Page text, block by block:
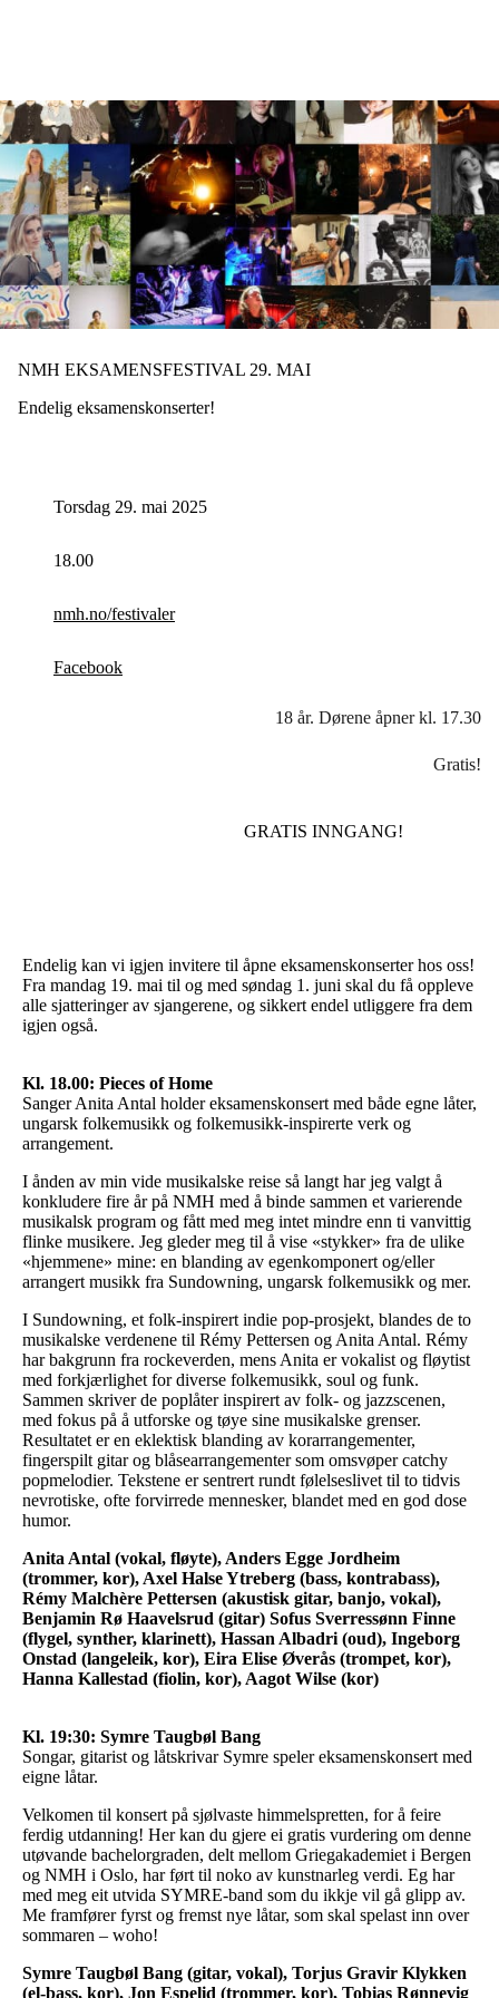
NMH EKSAMENSFESTIVAL 29. MAI
Endelig eksamenskonserter!
Torsdag 29. mai 2025
18.00
nmh.no/festivaler
Facebook
18 år. Dørene åpner kl. 17.30
Gratis!
GRATIS INNGANG!
Endelig kan vi igjen invitere til åpne eksamenskonserter hos oss!
Fra mandag 19. mai til og med søndag 1. juni skal du få oppleve
alle sjatteringer av sjangerene, og sikkert endel utliggere fra dem
igjen også.
Kl. 18.00: Pieces of Home
Sanger Anita Antal holder eksamenskonsert med både egne låter,
ungarsk folkemusikk og folkemusikk-inspirerte verk og
arrangement.
I ånden av min vide musikalske reise så langt har jeg valgt å
konkludere fire år på NMH med å binde sammen et varierende
musikalsk program og fått med meg intet mindre enn ti vanvittig
flinke musikere. Jeg gleder meg til å vise «stykker» fra de ulike
«hjemmene» mine: en blanding av egenkomponert og/eller
arrangert musikk fra Sundowning, ungarsk folkemusikk og mer.
I Sundowning, et folk-inspirert indie pop-prosjekt, blandes de to
musikalske verdenene til Rémy Pettersen og Anita Antal. Rémy
har bakgrunn fra rockeverden, mens Anita er vokalist og fløytist
med forkjærlighet for diverse folkemusikk, soul og funk.
Sammen skriver de poplåter inspirert av folk- og jazzscenen,
med fokus på å utforske og tøye sine musikalske grenser.
Resultatet er en eklektisk blanding av korarrangementer,
fingerspilt gitar og blåsearrangementer som omsvøper catchy
popmelodier. Tekstene er sentrert rundt følelseslivet til to tidvis
nevrotiske, ofte forvirrede mennesker, blandet med en god dose
humor.
Anita Antal (vokal, fløyte), Anders Egge Jordheim
(trommer, kor), Axel Halse Ytreberg (bass, kontrabass),
Rémy Malchère Pettersen (akustisk gitar, banjo, vokal),
Benjamin Rø Haavelsrud (gitar) Sofus Sverressønn Finne
(flygel, synther, klarinett), Hassan Albadri (oud), Ingeborg
Onstad (langeleik, kor), Eira Elise Øverås (trompet, kor),
Hanna Kallestad (fiolin, kor), Aagot Wilse (kor)
Kl. 19:30: Symre Taugbøl Bang
Songar, gitarist og låtskrivar Symre speler eksamenskonsert med
eigne låtar.
Velkomen til konsert på sjølvaste himmelspretten, for å feire
ferdig utdanning! Her kan du gjere ei gratis vurdering om denne
utøvande bachelorgraden, delt mellom Griegakademiet i Bergen
og NMH i Oslo, har ført til noko av kunstnarleg verdi. Eg har
med meg eit utvida SYMRE-band som du ikkje vil gå glipp av.
Me framfører fyrst og fremst nye låtar, som skal spelast inn over
sommaren – woho!
Symre Taugbøl Bang (gitar, vokal), Torjus Gravir Klykken
(el-bass, kor), Jon Espelid (trommer, kor), Tobias Rønnevig